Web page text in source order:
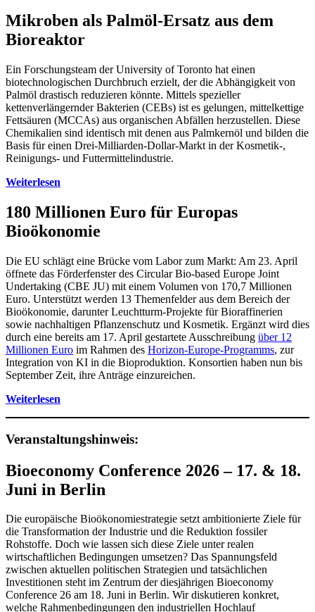
Mikroben als Palmöl-Ersatz aus dem
Bioreaktor
Ein Forschungsteam der University of Toronto hat einen
biotechnologischen Durchbruch erzielt, der die Abhängigkeit von
Palmöl drastisch reduzieren könnte. Mittels spezieller
kettenverlängernder Bakterien (CEBs) ist es gelungen, mittelkettige
Fettsäuren (MCCAs) aus organischen Abfällen herzustellen. Diese
Chemikalien sind identisch mit denen aus Palmkernöl und bilden die
Basis für einen Drei-Milliarden-Dollar-Markt in der Kosmetik-,
Reinigungs- und Futtermittelindustrie.
Weiterlesen
180 Millionen Euro für Europas
Bioökonomie
Die EU schlägt eine Brücke vom Labor zum Markt: Am 23. April
öffnete das Förderfenster des Circular Bio-based Europe Joint
Undertaking (CBE JU) mit einem Volumen von 170,7 Millionen
Euro. Unterstützt werden 13 Themenfelder aus dem Bereich der
Bioökonomie, darunter Leuchtturm-Projekte für Bioraffinerien
sowie nachhaltigen Pflanzenschutz und Kosmetik. Ergänzt wird dies
durch eine bereits am 17. April gestartete Ausschreibung über 12
Millionen Euro im Rahmen des Horizon-Europe-Programms, zur
Integration von KI in die Bioproduktion. Konsortien haben nun bis
September Zeit, ihre Anträge einzureichen.
Weiterlesen
Veranstaltungshinweis:
Bioeconomy Conference 2026 – 17. & 18.
Juni in Berlin
Die europäische Bioökonomiestrategie setzt ambitionierte Ziele für
die Transformation der Industrie und die Reduktion fossiler
Rohstoffe. Doch wie lassen sich diese Ziele unter realen
wirtschaftlichen Bedingungen umsetzen? Das Spannungsfeld
zwischen aktuellen politischen Strategien und tatsächlichen
Investitionen steht im Zentrum der diesjährigen Bioeconomy
Conference 26 am 18. Juni in Berlin. Wir diskutieren konkret,
welche Rahmenbedingungen den industriellen Hochlauf